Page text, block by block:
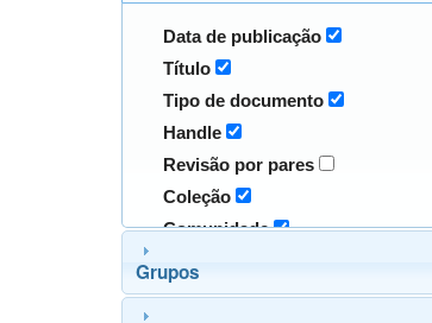
Data de publicação
Título
Tipo de documento
Handle
Revisão por pares
Coleção
Comunidade
Grupos